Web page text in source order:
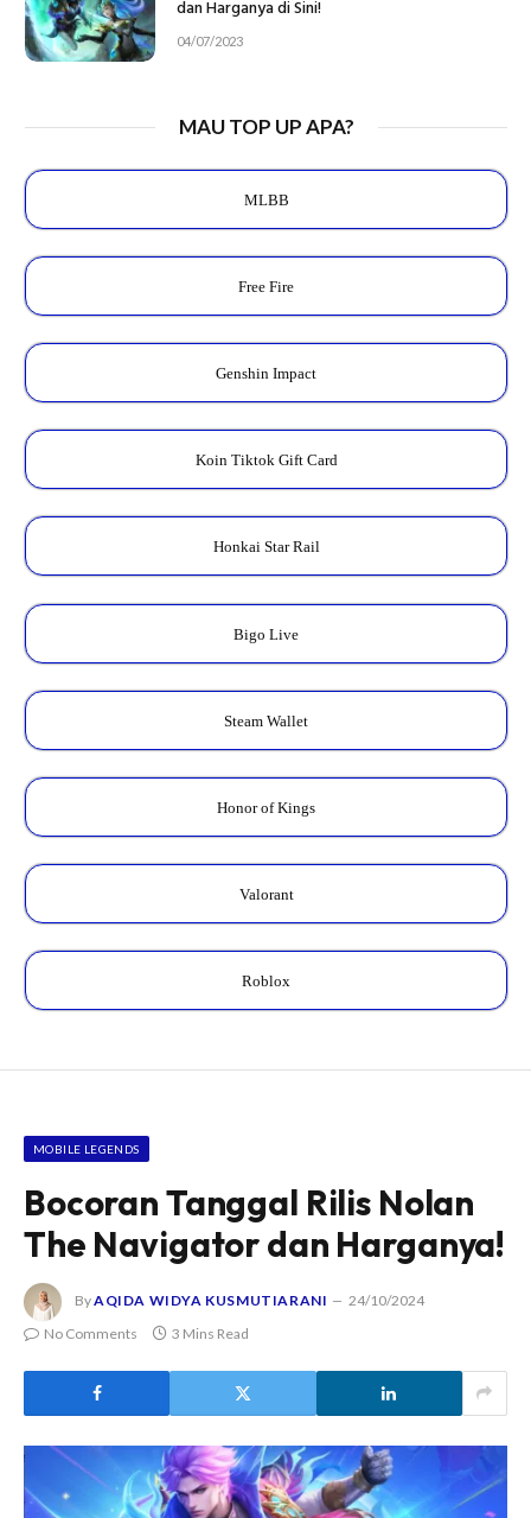
dan Harganya di Sini!
04/07/2023
MAU TOP UP APA?
MLBB
Free Fire
Genshin Impact
Koin Tiktok Gift Card
Honkai Star Rail
Bigo Live
Steam Wallet
Honor of Kings
Valorant
Roblox
MOBILE LEGENDS
Bocoran Tanggal Rilis Nolan
The Navigator dan Harganya!
ByAQIDA WIDYA KUSMUTIARANI
24/10/2024
No Comments
3 Mins Read